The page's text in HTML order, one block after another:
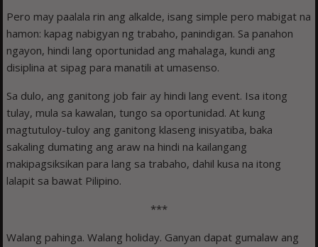
Pero may paalala rin ang alkalde, isang simple pero mabigat na
hamon: kapag nabigyan ng trabaho, panindigan. Sa panahon
ngayon, hindi lang oportunidad ang mahalaga, kundi ang
disiplina at sipag para manatili at umasenso.
Sa dulo, ang ganitong job fair ay hindi lang event. Isa itong
tulay, mula sa kawalan, tungo sa oportunidad. At kung
magtutuloy-tuloy ang ganitong klaseng inisyatiba, baka
sakaling dumating ang araw na hindi na kailangang
makipagsiksikan para lang sa trabaho, dahil kusa na itong
lalapit sa bawat Pilipino.
***
Walang pahinga. Walang holiday. Ganyan dapat gumalaw ang